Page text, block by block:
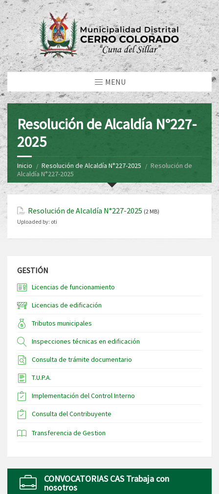
MENU
Resolución de Alcaldía N°227-
2025
Inicio Resolución de Alcaldía N°227-2025
Resolución de
Alcaldía N°227-2025
Resolución de Alcaldía N°227-2025 (2 MB)
Uploaded by: oti
GESTIÓN
Licencias de funcionamiento
Licencias de edificación
Tributos municipales
Inspecciones técnicas en edificación
Consulta de trámite documentario
T.U.P.A.
Implementación del Control Interno
Consulta del Contribuyente
Transferencia de Gestion
CONVOCATORIAS CAS Trabaja con
nosotros